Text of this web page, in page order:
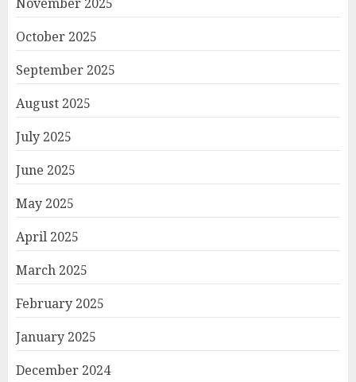
October 2025
September 2025
August 2025
July 2025
June 2025
May 2025
April 2025
March 2025
February 2025
January 2025
December 2024